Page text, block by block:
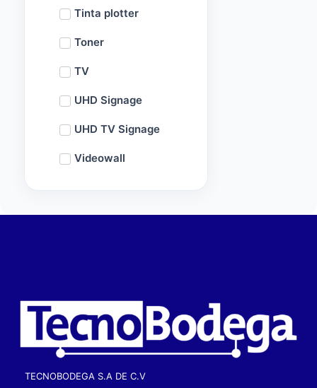
Tinta plotter
Toner
TV
UHD Signage
UHD TV Signage
Videowall
TECNOBODEGA S.A DE C.V